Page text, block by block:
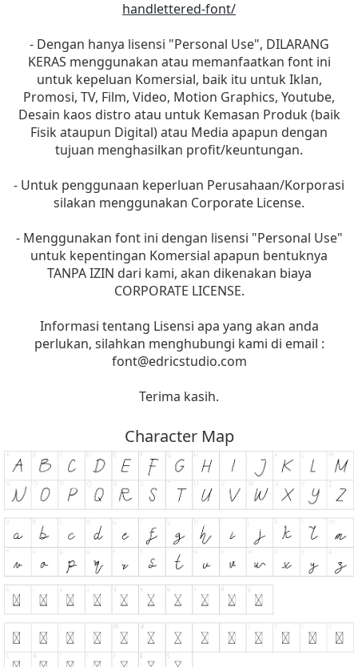
handlettered-font/
- Dengan hanya lisensi "Personal Use", DILARANG
KERAS menggunakan atau memanfaatkan font ini
untuk kepeluan Komersial, baik itu untuk Iklan,
Promosi, TV, Film, Video, Motion Graphics, Youtube,
Desain kaos distro atau untuk Kemasan Produk (baik
Fisik ataupun Digital) atau Media apapun dengan
tujuan menghasilkan profit/keuntungan.
- Untuk penggunaan keperluan Perusahaan/Korporasi
silakan menggunakan Corporate License.
- Menggunakan font ini dengan lisensi "Personal Use"
untuk kepentingan Komersial apapun bentuknya
TANPA IZIN dari kami, akan dikenakan biaya
CORPORATE LICENSE.
Informasi tentang Lisensi apa yang akan anda
perlukan, silahkan menghubungi kami di email :
font@edricstudio.com
Terima kasih.
Character Map